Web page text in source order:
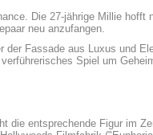
Die 27-jährige Millie
neu anzufangen.
Fassade aus Luxus und
Spiel um
die entsprechende Figur im